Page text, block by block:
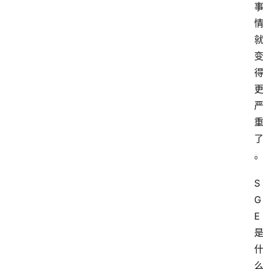
事
情
就
变
得
更
严
重
了
。
S
G
E
是
什
么